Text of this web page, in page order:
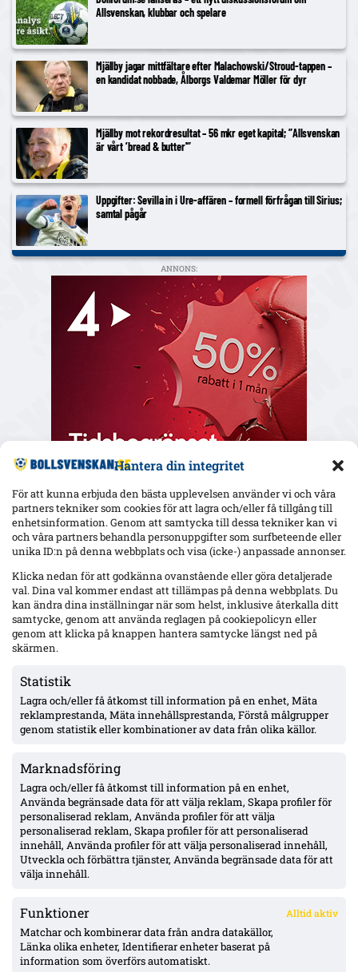
Hantera din integritet
För att kunna erbjuda den bästa upplevelsen använder vi och våra
partners tekniker som cookies för att lagra och/eller få tillgång till
enhetsinformation. Genom att samtycka till dessa tekniker kan vi
och våra partners behandla personuppgifter som surfbeteende eller
unika ID:n på denna webbplats och visa (icke-) anpassade annonser.
Klicka nedan för att godkänna ovanstående eller göra detaljerade
val. Dina val kommer endast att tillämpas på denna webbplats. Du
kan ändra dina inställningar när som helst, inklusive återkalla ditt
samtycke, genom att använda reglagen på cookiepolicyn eller
genom att klicka på knappen hantera samtycke längst ned på
skärmen.
Statistik
Lagra och/eller få åtkomst till information på en enhet, Mäta
reklamprestanda, Mäta innehållsprestanda, Förstå målgrupper
genom statistik eller kombinationer av data från olika källor.
Marknadsföring
Lagra och/eller få åtkomst till information på en enhet,
Använda begränsade data för att välja reklam, Skapa profiler för
personaliserad reklam, Använda profiler för att välja
personaliserad reklam, Skapa profiler för att personaliserad
innehåll, Använda profiler för att välja personaliserad innehåll,
Utveckla och förbättra tjänster, Använda begränsade data för att
välja innehåll.
Funktioner Alltid aktiv
Matchar och kombinerar data från andra datakällor,
Länka olika enheter, Identifierar enheter baserat på
information som överförs automatiskt.
Allsvenskan, klubbar och spelare
Mjällby jagar mittfältare efter Malachowski/Stroud-tappen –
en kandidat nobbade, Ålborgs Valdemar Möller för dyr
Mjällby mot rekordresultat – 56 mkr eget kapital; ”Allsvenskan
är vårt ’bread & butter'”
Uppgifter: Sevilla in i Ure-affären – formell förfrågan till Sirius;
samtal pågår
ANNONS:
Senaste
GAIS-anfallaren under kontrakt till 2028
Raków vill värva Djuric – MFF-mittbacken nobbar sommarflytt:
Uppgifter: Hull City har hört sig för om Nathaniel Adjei –
villkoren begärda, tidigt skede
Officiellt: Kalmar FF lånar ut Abdi Sabriye till FF Jaro –
säsongen ut
Officiellt: Degerfors värvar Karim Boutera – kontrakt till
sommaren 2030, spelklar mot Malmö
ÖVERSIKT
Nyheter & Reportage
Spelarbetyg